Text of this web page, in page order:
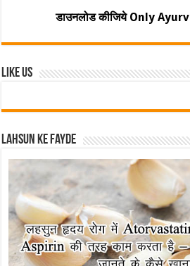
डाउनलोड कीजिये Only
Like Us
Lahsun ke fayde